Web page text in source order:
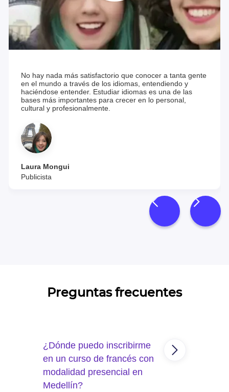
No hay nada más satisfactorio que conocer a tanta gente
en el mundo a través de los idiomas, entendiendo y
haciéndose entender. Estudiar idiomas es una de las
bases más importantes para crecer en lo personal,
cultural y profesionalmente.
Laura Mongui
Publicista
Preguntas frecuentes
¿Dónde puedo inscribirme
en un curso de francés con
modalidad presencial en
Medellín?